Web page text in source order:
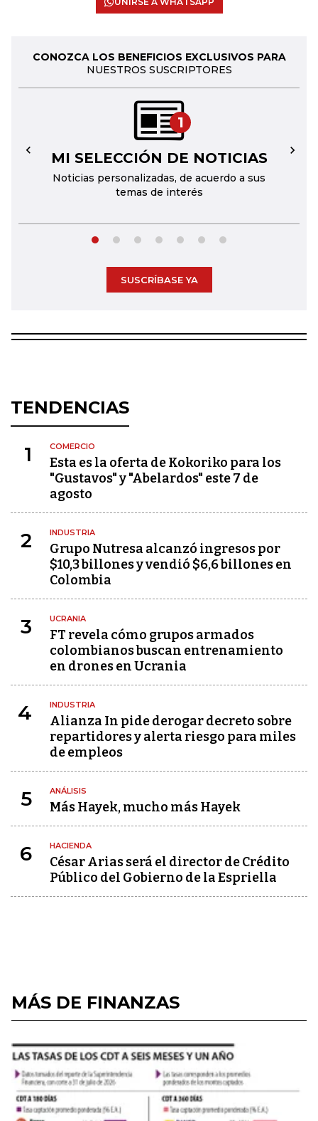
CONOZCA LOS BENEFICIOS EXCLUSIVOS PARA
NUESTROS SUSCRIPTORES
1
MI SELECCIÓN DE NOTICIAS
Noticias personalizadas, de acuerdo a sus
temas de interés
← →
SUSCRÍBASE YA
TENDENCIAS
1 COMERCIO
Esta es la oferta de Kokoriko para los
"Gustavos" y "Abelardos" este 7 de
agosto
2 INDUSTRIA
Grupo Nutresa alcanzó ingresos por
$10,3 billones y vendió $6,6 billones en
Colombia
3 UCRANIA
FT revela cómo grupos armados
colombianos buscan entrenamiento
en drones en Ucrania
4 INDUSTRIA
Alianza In pide derogar decreto sobre
repartidores y alerta riesgo para miles
de empleos
5 ANÁLISIS
Más Hayek, mucho más Hayek
6 HACIENDA
César Arias será el director de Crédito
Público del Gobierno de la Espriella
MÁS DE FINANZAS